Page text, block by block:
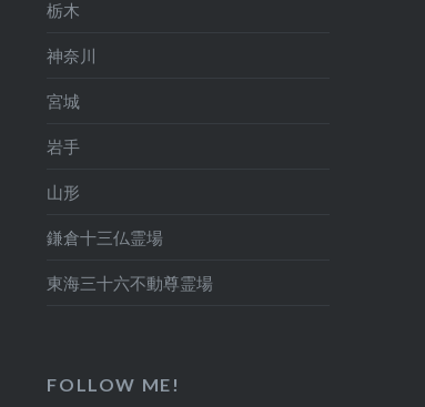
栃木
神奈川
宮城
岩手
山形
鎌倉十三仏霊場
東海三十六不動尊霊場
FOLLOW ME!